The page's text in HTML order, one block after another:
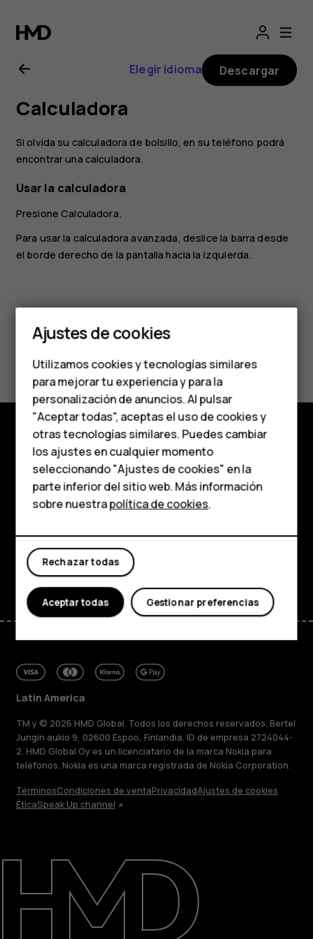
Manual
del
usuario
de
Nokia
2.1
Smartphones
Teléfonos de gama
media
Teléfonos para
personas mayores
HMD Terra M
Comprar
Mi cuenta
Reparar, reutilizar, reciclar
Sostenibilidad
Soporte
Latin America
Elegir idioma Descargar
Calculadora
Si olvida su calculadora de bolsillo, en su teléfono podrá
encontrar una calculadora.
Usar la calculadora
PresioneCalculadora.
Para usar la calculadora avanzada, deslice la barra desde
el borde derecho de la pantalla hacia la izquierda.
Sí No
Comprar
Acerca de
Planet and people
Soporte
FacebookInstagram
Tiktok Youtube
Latin America
TM y © 2026 HMD Global. Todos los derechos reservados. Bertel
Jungin aukio 9, 02600 Espoo, Finlandia. ID de empresa 2724044-
2. HMD Global Oy es un licenciatario de la marca Nokia para
teléfonos. Nokia es una marca registrada de Nokia Corporation.
TérminosCondiciones de ventaPrivacidadAjustes de cookies
ÉticaSpeak Up channel
Ajustes de cookies
Utilizamos cookies y tecnologías similares
para mejorar tu experiencia y para la
personalización de anuncios. Al pulsar
"Aceptar todas", aceptas el uso de cookies y
otras tecnologías similares. Puedes cambiar
los ajustes en cualquier momento
seleccionando "Ajustes de cookies" en la
parte inferior del sitio web. Más información
sobre nuestrapolítica de cookies.
Rechazar todas
Gestionar preferencias
Aceptar todas